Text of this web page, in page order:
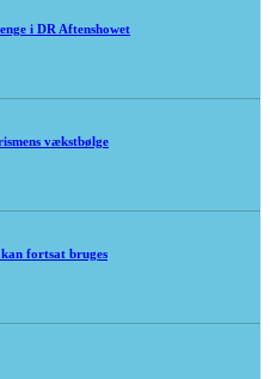
i DR Aftenshowet
vækstbølge
fortsat bruges